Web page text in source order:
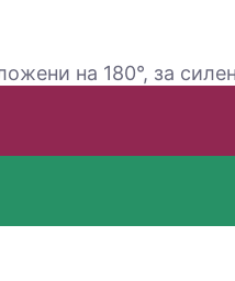
на 180°, за